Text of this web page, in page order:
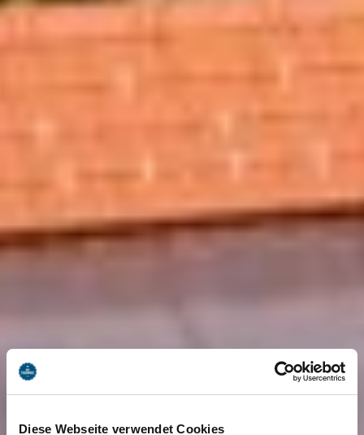
Diese Webseite verwendet Cookies